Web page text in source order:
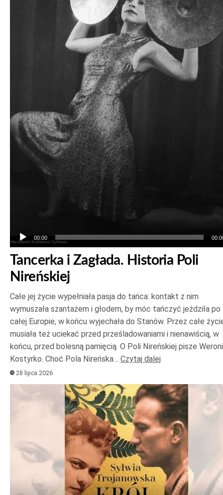
00:00
Tancerka i Zagłada. Historia Poli
Nireńskiej
Całe jej życie wypełniała pasja do tańca: kontakt z nim
wymuszała szantażem i głodem, by móc tańczyć jeździła po
całej Europie, w końcu wyjechała do Stanów. Przez całe
musiała też uciekać przed prześladowaniami i nienawiścią, w
końcu, przed bolesną pamięcią. O Poli Nireńskiej pisze
Kostyrko. Choć Pola Nireńska… Czytaj dalej
28 lipca 2026
plików